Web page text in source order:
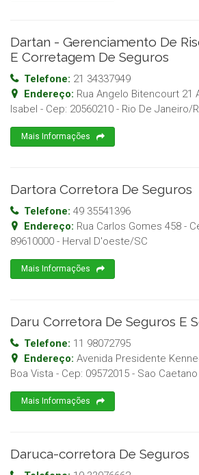
Dartan - Gerenciamento De
E Corretagem De Seguros
Telefone: 21 34337949
Endereço: Rua Angelo Bitencourt 21
Isabel - Cep: 20560210 - Rio De Janeiro/
Mais Informações
Dartora Corretora De Seguros
Telefone: 49 35541396
Endereço: Rua Carlos Gomes 458 -
89610000 - Herval D'oeste/SC
Mais Informações
Daru Corretora De Seguros E
Telefone: 11 98072795
Endereço: Avenida Presidente
Boa Vista - Cep: 09572015 - Sao
Mais Informações
Daruca-corretora De Seguros